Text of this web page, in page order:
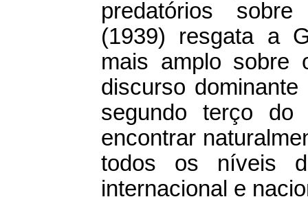
predatórios
(1939) resgata a
mais amplo sobre
discurso
segundo terço
encontrar
todos os níveis
internacional e